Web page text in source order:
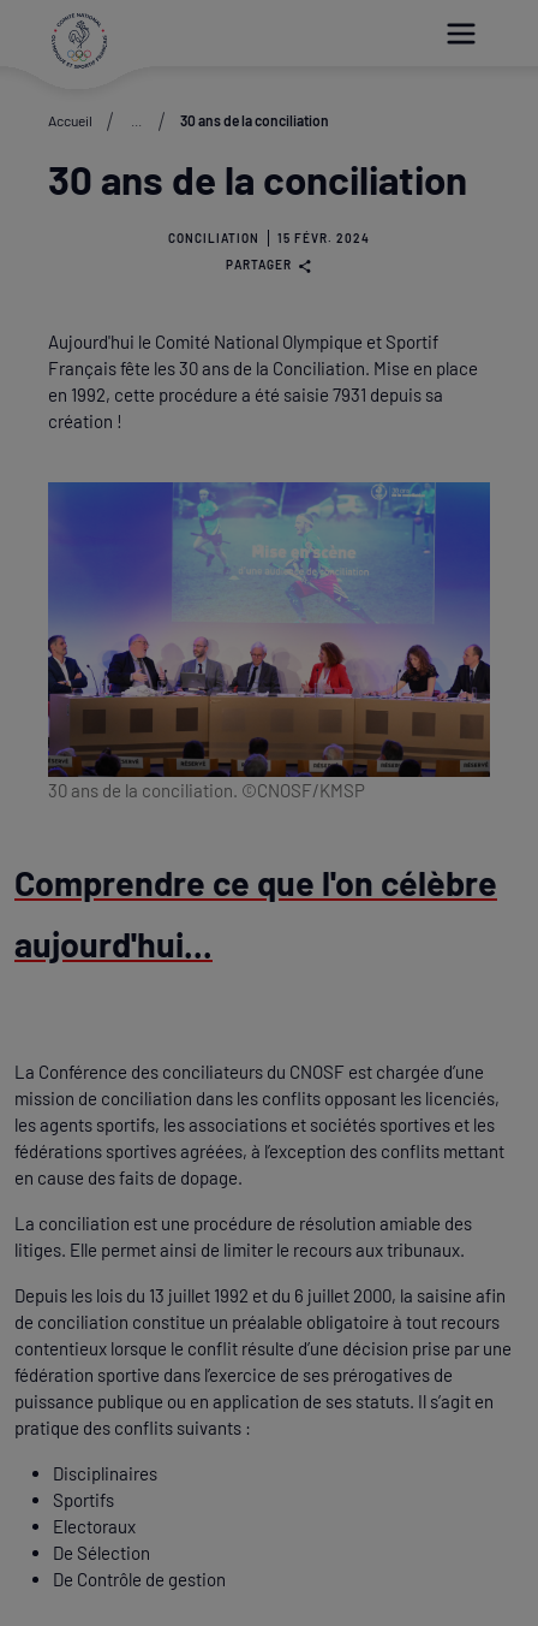
Accueil 30 ans de la conciliation
30 ans de la conciliation
CONCILIATION
15 FÉVR. 2024
PARTAGER
Aujourd'hui le Comité National Olympique et Sportif
Français fête les 30 ans de la Conciliation. Mise en place
en 1992, cette procédure a été saisie 7931 depuis sa
création !
30 ans de la conciliation. ©CNOSF/KMSP
Comprendre ce que l'on célèbre
aujourd'hui...
La Conférence des conciliateurs du CNOSF est chargée d’une
mission de conciliation dans les conflits opposant les licenciés,
les agents sportifs, les associations et sociétés sportives et les
fédérations sportives agréées, à l’exception des conflits mettant
en cause des faits de dopage.
La conciliation est une procédure de résolution amiable des
litiges. Elle permet ainsi de limiter le recours aux tribunaux.
Depuis les lois du 13 juillet 1992 et du 6 juillet 2000, la saisine afin
de conciliation constitue un préalable obligatoire à tout recours
contentieux lorsque le conflit résulte d’une décision prise par une
fédération sportive dans l’exercice de ses prérogatives de
puissance publique ou en application de ses statuts. Il s’agit en
pratique des conflits suivants :
Disciplinaires
Sportifs
Electoraux
De Sélection
De Contrôle de gestion
Paramétrer les cookies